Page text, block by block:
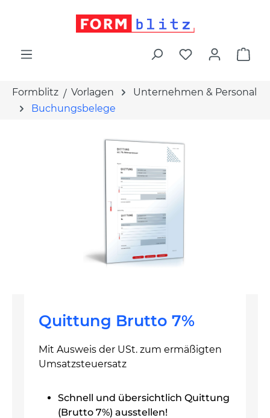
Formblitz Vorlagen
Unternehmen & Personal
Buchungsbelege
Quittung Brutto 7%
Mit Ausweis der USt. zum ermäßigten
Umsatzsteuersatz
Schnell und übersichtlich Quittung
(Brutto 7%) ausstellen!